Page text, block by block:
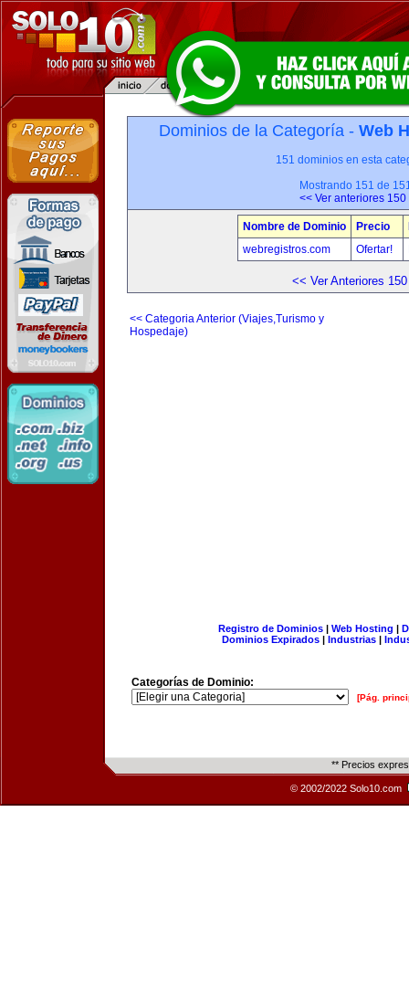
Dominios de la Categoría - Web
151 dominios en esta
Mostrando 151 de
<< Ver anteriores 150
Nombre de Dominio Precio
webregistros.com
Ofertar!
<< Ver Anteriores 150
<< Categoria Anterior (Viajes,Turismo y
Hospedaje)
Registro de Dominios| Web Hosting |
Dominios Expirados | Industrias |
Categorías de Dominio:
[Pág.
** Precios
© 2002/2022 Solo10.com